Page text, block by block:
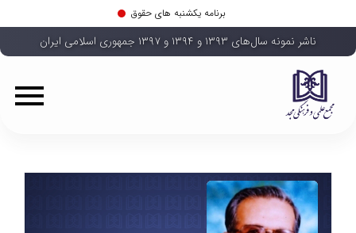
برنامه یکشنبه های حقوق
ناشر نمونه سال‌های ۱۳۹۳ و ۱۳۹۴ و ۱۳۹۷ جمهوری اسلامی ایران